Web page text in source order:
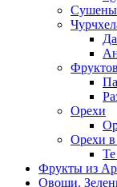
Орехи
Орехи
Фрукты из
Овощи.